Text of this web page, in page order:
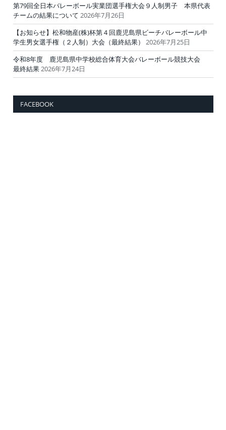
第79回全日本バレーボール実業団選手権大会９人制男子 本県代表
チームの結果について 2026年7月26日
【お知らせ】松和物産(株)杯第４回鹿児島県ビーチバレーボール中
学生男女選手権（２人制）大会（最終結果）
2026年7月25日
令和8年度 鹿児島県中学校総合体育大会バレーボール競技大会
最終結果2026年7月24日
FACEBOOK